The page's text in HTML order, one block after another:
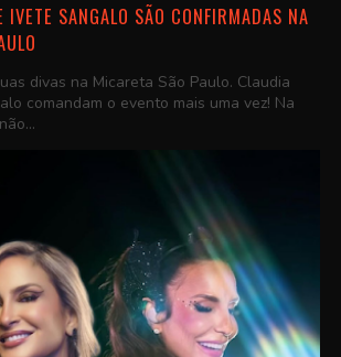
IVETE SANGALO SÃO CONFIRMADAS NA
divas na Micareta São Paulo. Claudia
comandam o evento mais uma vez! Na